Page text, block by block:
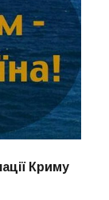
Криму